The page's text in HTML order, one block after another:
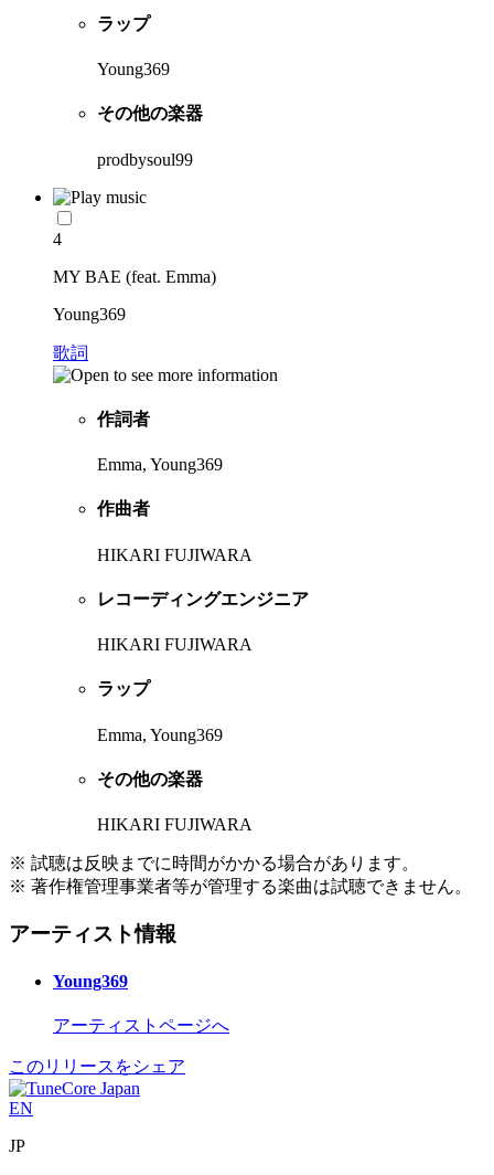
ラップ
Young369
その他の楽器
prodbysoul99
4
MY BAE (feat. Emma)
Young369
歌詞
作詞者
Emma, Young369
作曲者
HIKARI FUJIWARA
レコーディングエンジニア
HIKARI FUJIWARA
ラップ
Emma, Young369
その他の楽器
HIKARI FUJIWARA
※ 試聴は反映までに時間がかかる場合があります。
※ 著作権管理事業者等が管理する楽曲は試聴できません。
アーティスト情報
Young369
アーティストページへ
このリリースをシェア
EN
JP